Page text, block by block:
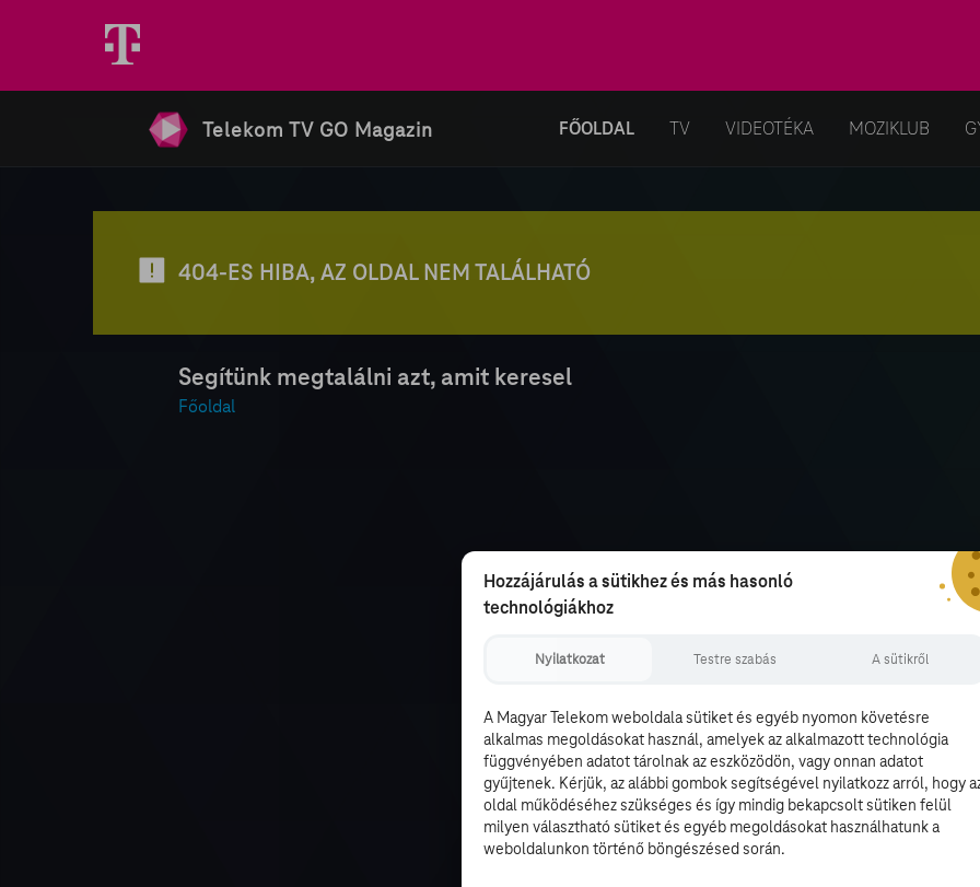
Telekom TV GO Magazin FŐOLDAL TV VIDEOTÉKA MOZIKLUB
404-ES HIBA, AZ OLDAL NEM TALÁLHATÓ
Segítünk megtalálni azt, amit keresel
Főoldal
Hozzájárulás a sütikhez és más hasonló
technológiákhoz
Nyilatkozat Testre szabás A sütikről
A Magyar Telekom weboldala sütiket és egyéb nyomon követésre
alkalmas megoldásokat használ, amelyek az alkalmazott technológia
függvényében adatot tárolnak az eszközödön, vagy onnan adatot
gyűjtenek. Kérjük, az alábbi gombok segítségével nyilatkozz arról, hogy
oldal működéséhez szükséges és így mindig bekapcsolt sütiken felül
milyen választható sütiket és egyéb megoldásokat használhatunk a
weboldalunkon történő böngészésed során.